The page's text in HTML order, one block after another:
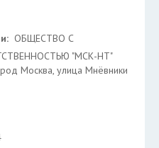
ОБЩЕСТВО С
"МСК-НТ"
Москва, улица Мнёвники